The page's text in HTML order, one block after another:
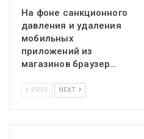
На фоне санкционного
давления и удаления
мобильных
приложений из
магазинов браузер…
PREV NEXT